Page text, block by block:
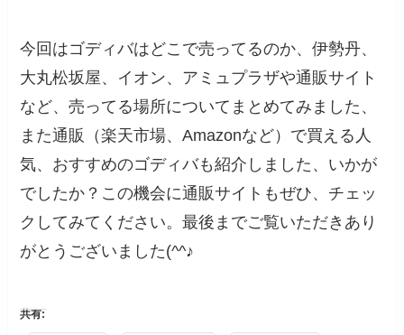
今回はゴディバはどこで売ってるのか、伊勢丹、
大丸松坂屋、イオン、アミュプラザや通販サイト
など、売ってる場所についてまとめてみました、
また通販（楽天市場、Amazonなど）で買える人
気、おすすめのゴディバも紹介しました、いかが
でしたか？この機会に通販サイトもぜひ、チェッ
クしてみてください。最後までご覧いただきあり
がとうございました(^^♪
共有: